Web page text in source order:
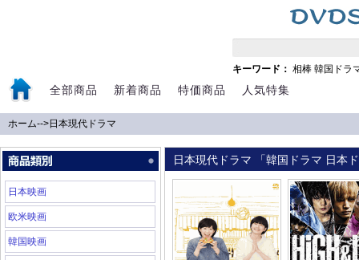
キーワード： 相棒 韓国ドラ
全部商品 新着商品 特価商品 人気特集
ホーム-->日本現代ドラマ
日本映画
欧米映画
韓国映画
日本現代ドラマ 「韓国ドラマ 日本